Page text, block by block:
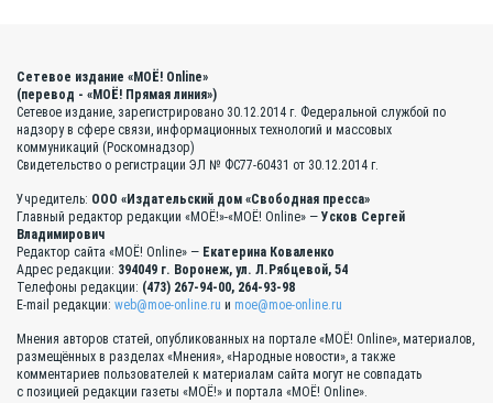
Сетевое издание «МОЁ! Online»
(перевод - «МОЁ! Прямая линия»)
Сетевое издание, зарегистрировано 30.12.2014 г. Федеральной службой по
надзору в сфере связи, информационных технологий и массовых
коммуникаций (Роскомнадзор)
Свидетельство о регистрации ЭЛ № ФС77-60431 от 30.12.2014 г.
Учредитель: ООО «Издательский дом «Свободная пресса»
Главный редактор редакции «МОЁ!»-«МОЁ! Online» — Усков Сергей
Владимирович
Редактор сайта «МОЁ! Online» — Екатерина Коваленко
Адрес редакции: 394049 г. Воронеж, ул. Л.Рябцевой, 54
Телефоны редакции: (473) 267-94-00, 264-93-98
E-mail редакции: web@moe-online.ru и moe@moe-online.ru
Мнения авторов статей, опубликованных на портале «МОЁ! Online», материалов,
размещённых в разделах «Мнения», «Народные новости», а также
комментариев пользователей к материалам сайта могут не совпадать
с позицией редакции газеты «МОЁ!» и портала «МОЁ! Online».